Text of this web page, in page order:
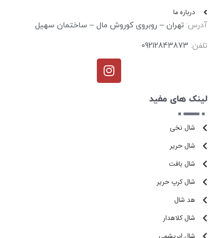
درباره ما
آدرس: تهران – روبروی کوروش مال – ساختمان سهیل
تلفن:
لینک های مفید
شال نخی
شال حریر
شال بافت
شال کرپ حریر
هد شال
شال کلاهدار